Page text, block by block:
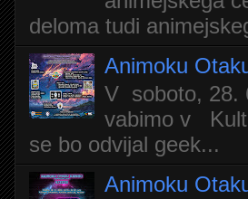
deloma tudi
Animoku
V soboto, 28.
vabimo v
se bo odvijal geek...
Animoku